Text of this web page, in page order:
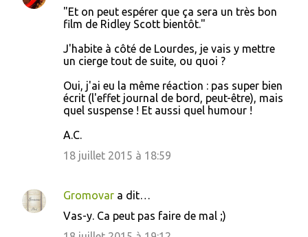
"Et on peut espérer que ça sera un très bon
film de Ridley Scott bientôt."
J'habite à côté de Lourdes, je vais y mettre
un cierge tout de suite, ou quoi ?
Oui, j'ai eu la même réaction : pas super bien
écrit (l'effet journal de bord, peut-être), mais
quel suspense ! Et aussi quel humour !
A.C.
18 juillet 2015 à 18:59
Gromovar a dit…
Vas-y. Ca peut pas faire de mal ;)